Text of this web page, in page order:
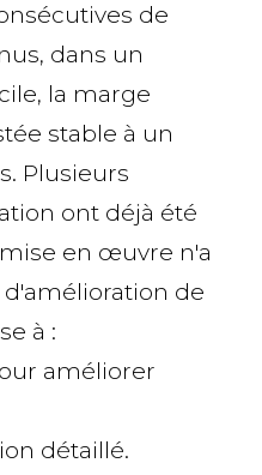
de
dans un
la marge
stable à un
Plusieurs
ont déjà été
en œuvre n'a
de
à :
améliorer
détaillé.